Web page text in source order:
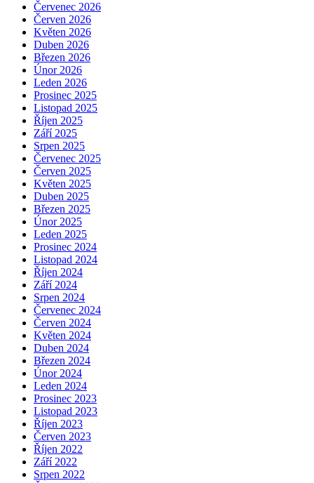
Červenec 2026
Červen 2026
Květen 2026
Duben 2026
Březen 2026
Únor 2026
Leden 2026
Prosinec 2025
Listopad 2025
Říjen 2025
Září 2025
Srpen 2025
Červenec 2025
Červen 2025
Květen 2025
Duben 2025
Březen 2025
Únor 2025
Leden 2025
Prosinec 2024
Listopad 2024
Říjen 2024
Září 2024
Srpen 2024
Červenec 2024
Červen 2024
Květen 2024
Duben 2024
Březen 2024
Únor 2024
Leden 2024
Prosinec 2023
Listopad 2023
Říjen 2023
Červen 2023
Říjen 2022
Září 2022
Srpen 2022